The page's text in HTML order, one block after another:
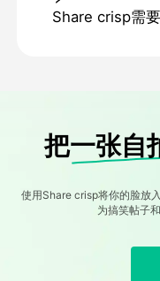
Share crisp需
把一张自
使用Share crisp将你的脸放
为搞笑帖子